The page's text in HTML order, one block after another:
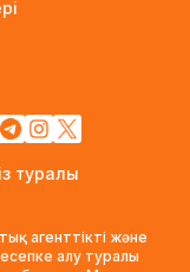
жұмыс
түрде
қойылатын
туралы
агенттікті және
алу туралы